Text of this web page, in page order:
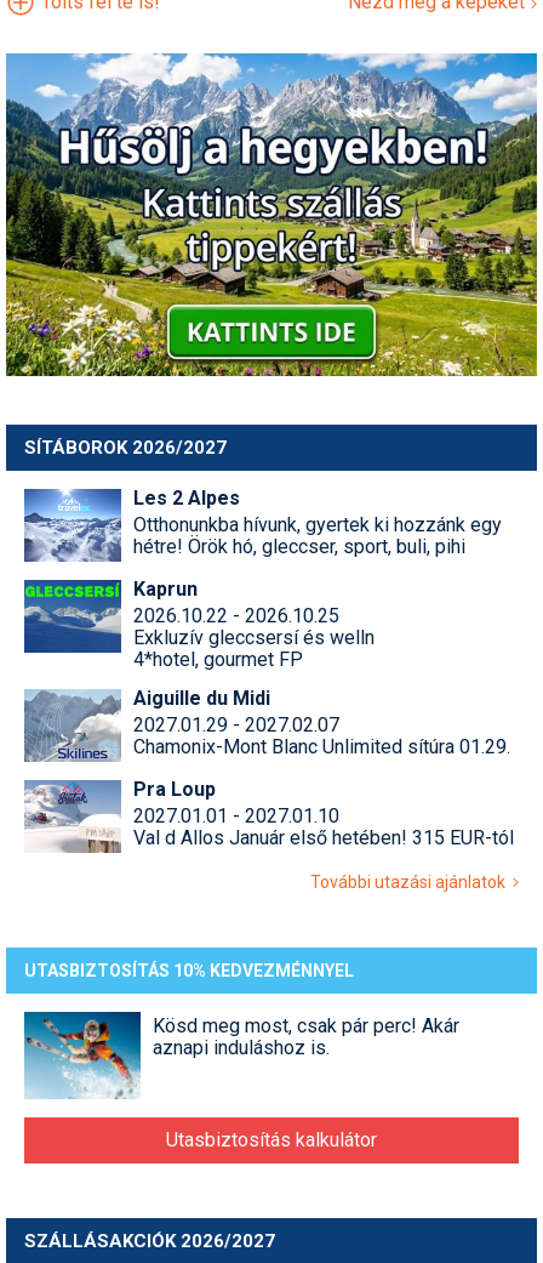
SÍTÁBOROK 2026/2027
Les 2 Alpes
Otthonunkba hívunk, gyertek ki hozzánk egy
hétre! Örök hó, gleccser, sport, buli, pihi
Kaprun
2026.10.22 - 2026.10.25
Exkluzív gleccsersí és welln
4*hotel, gourmet FP
Aiguille du Midi
2027.01.29 - 2027.02.07
Chamonix-Mont Blanc Unlimited sítúra 01.29.
Pra Loup
2027.01.01 - 2027.01.10
Val d Allos Január első hetében! 315 EUR-tól
További utazási ajánlatok
UTASBIZTOSÍTÁS 10% KEDVEZMÉNNYEL
Kösd meg most, csak pár perc! Akár
aznapi induláshoz is.
Utasbiztosítás kalkulátor
SZÁLLÁSAKCIÓK 2026/2027